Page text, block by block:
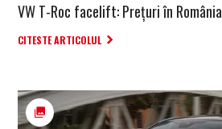
VW T-Roc facelift: Prețuri în România
CITESTE ARTICOLUL